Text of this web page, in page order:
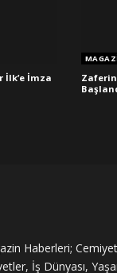
İlk’e İmza
Zaferin
Haberleri;
İş Dünyası,